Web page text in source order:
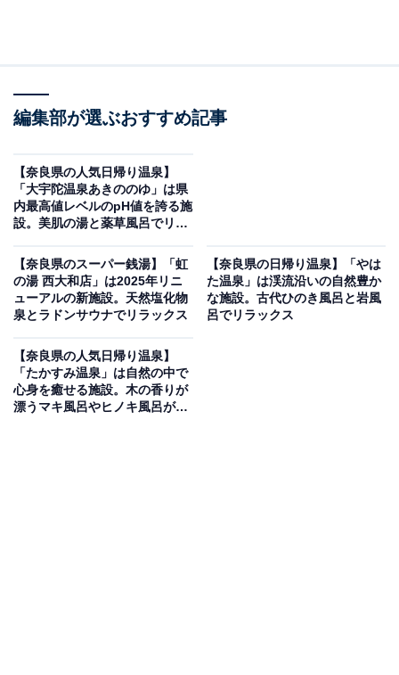
「お亀の湯」公式Webサイトより
る、しっとりする」と評判の「美人の湯」を楽しめま
す。浴室は週替わり制の「石の浴室」と「木の浴室」の
風呂を完備。館内の食事処「お亀庵」では、コシのある
うどんや地ビールの「曽爾高原ビール」を堪能でき、湯
上がり後もゆっくりと寛げるのが魅力です。
編集部が選ぶおすすめ記事
【奈良県の人気日帰り温泉】
「大宇陀温泉あきののゆ」は県
内最高値レベルのpH値を誇る施
設。美肌の湯と薬草風呂でリラ
【奈良県のスーパー銭湯】「虹
の湯 西大和店」は2025年リニ
ューアルの新施設。天然塩化物
泉とラドンサウナでリラックス
【奈良県の日帰り温泉】「やは
た温泉」は渓流沿いの自然豊か
な施設。古代ひのき風呂と岩風
呂でリラックス
【奈良県の人気日帰り温泉】
「たかすみ温泉」は自然の中で
心身を癒せる施設。木の香りが
漂うマキ風呂やヒノキ風呂が自